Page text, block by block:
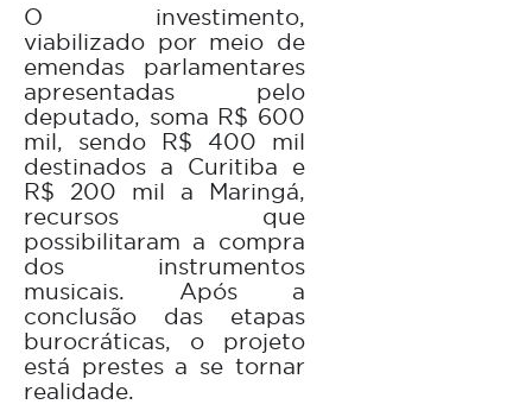
O investimento,
viabilizado por meio de
emendas parlamentares
apresentadas pelo
deputado, soma R$ 600
mil, sendo R$ 400 mil
destinados a Curitiba e
R$ 200 mil a Maringá,
recursos que
possibilitaram a compra
dos instrumentos
musicais. Após a
conclusão das etapas
burocráticas, o projeto
está prestes a se tornar
realidade.